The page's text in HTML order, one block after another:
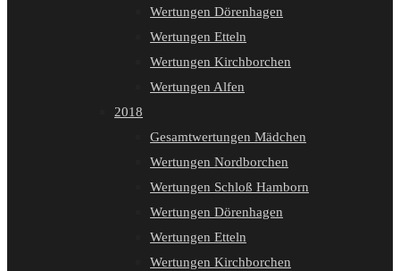
Wertungen Dörenhagen
Wertungen Etteln
Wertungen Kirchborchen
Wertungen Alfen
2018
Gesamtwertungen Mädchen
Wertungen Nordborchen
Wertungen Schloß Hamborn
Wertungen Dörenhagen
Wertungen Etteln
Wertungen Kirchborchen